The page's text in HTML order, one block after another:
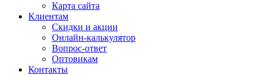
Карта сайта
Клиентам
Скидки и акции
Онлайн-калькулятор
Вопрос-ответ
Оптовикам
Контакты